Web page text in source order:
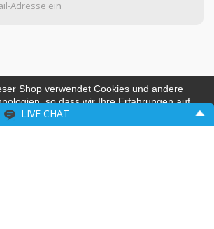
Shop verwendet Cookies und andere
so dass wir Ihre Erfahrungen auf
unseren Seiten verbessern können.
LIVE CHAT